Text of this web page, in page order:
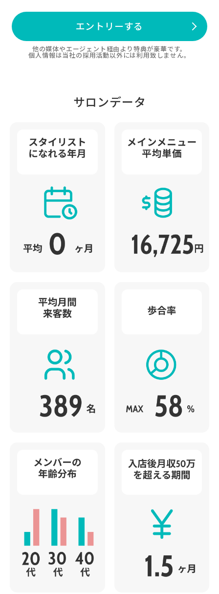
エントリーする
他の媒体やエージェント経由より特典が豪華です。
個人情報は当社の採用活動以外には利用致しません。
サロンデータ